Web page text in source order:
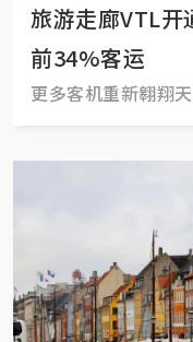
旅游走廊VTL
前34%客运
更多客机重新翱翔